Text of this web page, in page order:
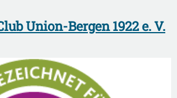
Union-Bergen 1922 e. V.